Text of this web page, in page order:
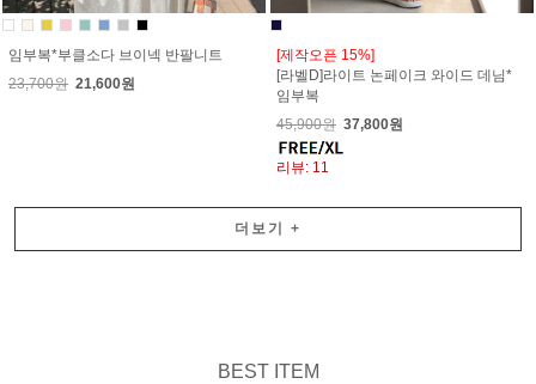
임부복*부클소다 브이넥 반팔니트
23,700원 21,600원
[제작오픈 15%]
[라벨D]라이트 논페이크 와이드 데님*
임부복
45,900원 37,800원
리뷰: 11
더보기 +
BEST ITEM